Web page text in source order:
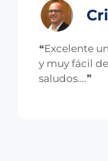
❝Excelente
y muy fácil
saludos….❞